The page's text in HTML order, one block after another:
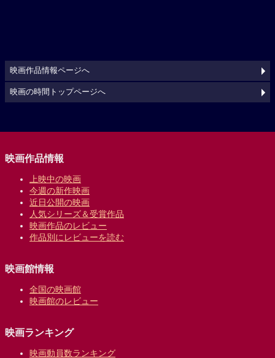
映画作品情報ページへ
映画の時間トップページへ
映画作品情報
上映中の映画
今週の新作映画
近日公開の映画
人気シリーズ＆受賞作品
映画作品のレビュー
作品別にレビューを読む
映画館情報
全国の映画館
映画館のレビュー
映画ランキング
映画動員数ランキング